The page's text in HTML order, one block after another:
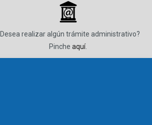
_
realizar algún trámite administrativo?
Pinche aquí.